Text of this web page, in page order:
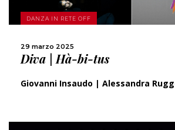
DANZA IN RETE OFF
29 marzo 2025
Diva | Hà-bi-tus
Giovanni Insaudo | Alessandra